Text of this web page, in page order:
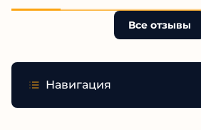
Все отзывы
Навигация